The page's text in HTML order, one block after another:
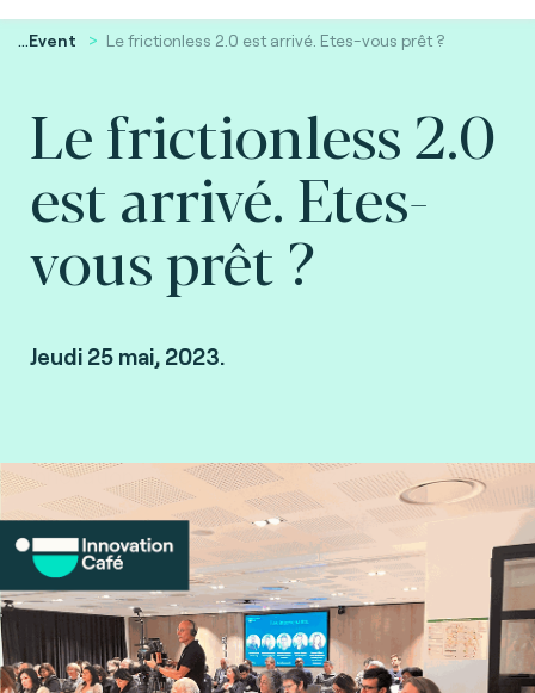
...Event Le frictionless 2.0 est arrivé. Etes-vous prêt ?
Le frictionless 2.0
est arrivé. Etes-
vous prêt ?
Jeudi 25 mai, 2023.
Innovation Café 👉 Regardez le replay.